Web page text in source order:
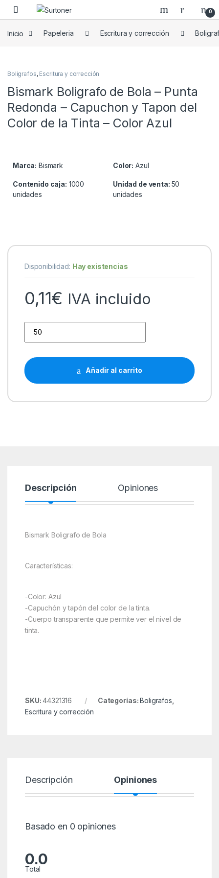
Skip to navigation
Skip to content
0
Inicio Papeleria Escritura y corrección
Boligrafos, Escritura y corrección
Bismark Boligrafo de Bola – Punta
Redonda – Capuchon y Tapon del
Color de la Tinta – Color Azul
Marca: Bismark Color: Azul
Contenido caja: 1000
unidades
Unidad de venta: 50
unidades
Disponibilidad: Hay existencias
0,11€ IVA incluido
Añadir al carrito
Descripción Opiniones
Bismark Boligrafo de Bola
Características:
-Color: Azul
-Capuchón y tapón del color de la tinta.
-Cuerpo transparente que permite ver el nivel de
tinta.
SKU:44321316 Categorías:Boligrafos
Escritura y corrección
Descripción Opiniones
Basado en 0 opiniones
0.0
Total